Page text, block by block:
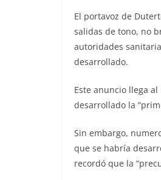
El portavoz de
salidas de tono, no
autoridades
desarrollado.
Este anuncio llega
desarrollado la
Sin embargo,
que se habría
recordó que la